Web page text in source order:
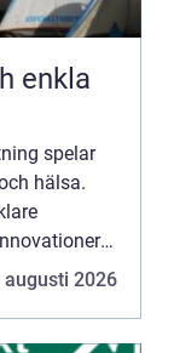
spelar
hälsa.
augusti 2026